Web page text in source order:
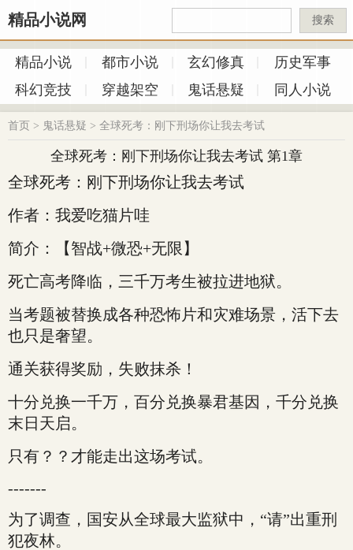
精品小说网 搜索
精品小说 都市小说 玄幻修真
历史军事
科幻竞技
穿越架空 鬼话悬疑 同人小说
首页 > 鬼话悬疑 > 全球死考：刚下刑场你让我去考试
全球死考：刚下刑场你让我去考试 第1章
全球死考：刚下刑场你让我去考试
作者：我爱吃猫片哇
简介：【智战+微恐+无限】
死亡高考降临，三千万考生被拉进地狱。
当考题被替换成各种恐怖片和灾难场景，活下去
也只是奢望。
通关获得奖励，失败抹杀！
十分兑换一千万，百分兑换暴君基因，千分兑换
末日天启。
只有？？才能走出这场考试。
-------
为了调查，国安从全球最大监狱中，“请”出重刑
犯夜林。